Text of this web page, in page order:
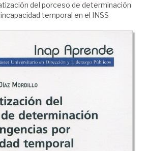
del porceso de determinación
temporal en el INSS